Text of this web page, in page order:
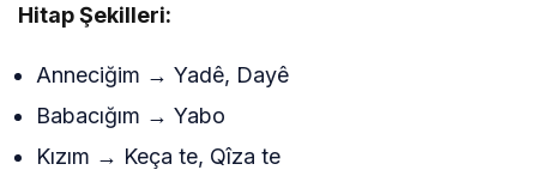
Hitap Şekilleri:
Anneciğim → Yadê, Dayê
Babacığım → Yabo
Kızım → Keça te, Qîza te